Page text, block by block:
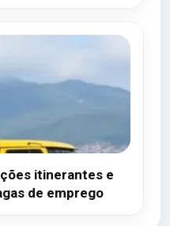
itinerantes e
de emprego